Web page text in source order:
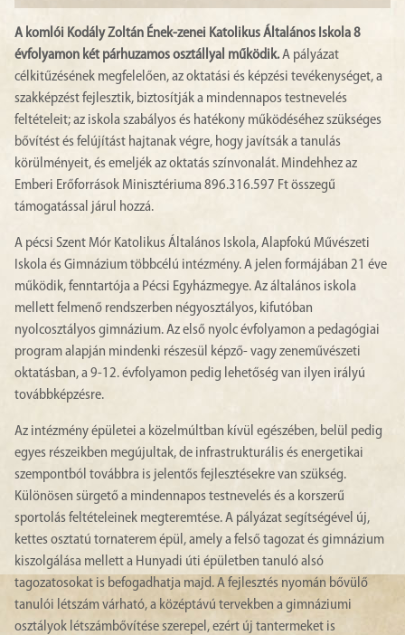
A komlói Kodály Zoltán Ének-zenei Katolikus Általános Iskola 8
évfolyamon két párhuzamos osztállyal működik.A pályázat
célkitűzésének megfelelően, az oktatási és képzési tevékenységet, a
szakképzést fejlesztik, biztosítják a mindennapos testnevelés
feltételeit; az iskola szabályos és hatékony működéséhez szükséges
bővítést és felújítást hajtanak végre, hogy javítsák a tanulás
körülményeit, és emeljék az oktatás színvonalát. Mindehhez az
Emberi Erőforrások Minisztériuma 896.316.597 Ft összegű
támogatással járul hozzá.
A pécsi Szent Mór Katolikus Általános Iskola, Alapfokú Művészeti
Iskola és Gimnázium többcélú intézmény. A jelen formájában 21 éve
működik, fenntartója a Pécsi Egyházmegye. Az általános iskola
mellett felmenő rendszerben négyosztályos, kifutóban
nyolcosztályos gimnázium. Az első nyolc évfolyamon a pedagógiai
program alapján mindenki részesül képző- vagy zeneművészeti
oktatásban, a 9-12. évfolyamon pedig lehetőség van ilyen irályú
továbbképzésre.
Az intézmény épületei a közelmúltban kívül egészében, belül pedig
egyes részeikben megújultak, de infrastrukturális és energetikai
szempontból továbbra is jelentős fejlesztésekre van szükség.
Különösen sürgető a mindennapos testnevelés és a korszerű
sportolás feltételeinek megteremtése. A pályázat segítségével új,
kettes osztatú tornaterem épül, amely a felső tagozat és gimnázium
kiszolgálása mellett a Hunyadi úti épületben tanuló alsó
tagozatosokat is befogadhatja majd. A fejlesztés nyomán bővülő
tanulói létszám várható, a középtávú tervekben a gimnáziumi
osztályok létszámbővítése szerepel, ezért új tantermeket is